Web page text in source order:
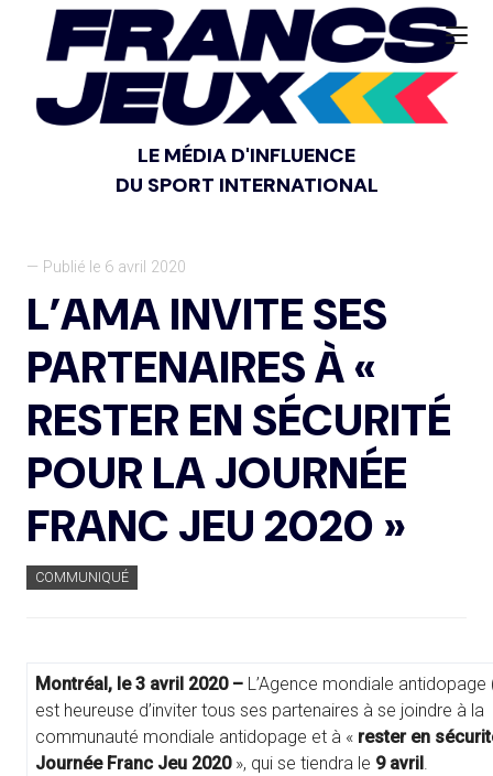
LE MÉDIA D'INFLUENCE
DU SPORT INTERNATIONAL
— Publié le 6 avril 2020
L’AMA INVITE SES
PARTENAIRES À «
RESTER EN SÉCURITÉ
POUR LA JOURNÉE
FRANC JEU 2020 »
COMMUNIQUÉ
Montréal, le 3 avril 2020 – L’Agence mondiale antidopage
est heureuse d’inviter tous ses partenaires à se joindre à la
communauté mondiale antidopage et à « rester en
Journée Franc Jeu 2020 », qui se tiendra le 9 avril .